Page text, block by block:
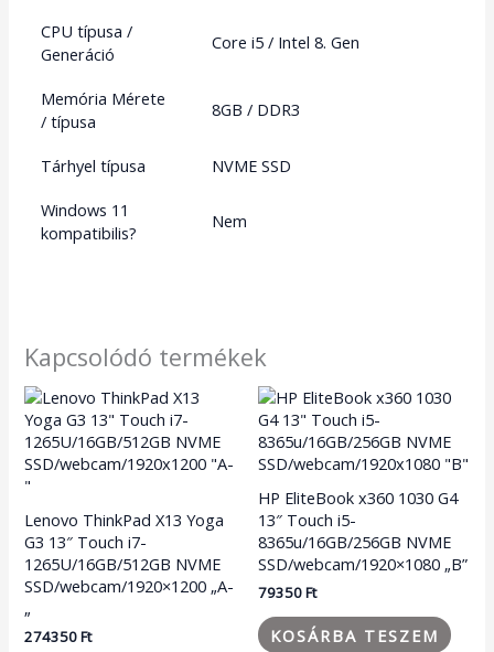
CPU típusa /
Generáció
Core i5 / Intel 8. Gen
Memória Mérete
/ típusa
8GB / DDR3
Tárhyel típusa
NVME SSD
Windows 11
kompatibilis?
Nem
Kapcsolódó termékek
Lenovo ThinkPad X13 Yoga
G3 13″ Touch i7-
1265U/16GB/512GB NVME
SSD/webcam/1920×1200 „A-
„
274350Ft
HP EliteBook x360 1030 G4
13″ Touch i5-
8365u/16GB/256GB NVME
SSD/webcam/1920×1080 „B”
79350Ft
KOSÁRBA TESZEM